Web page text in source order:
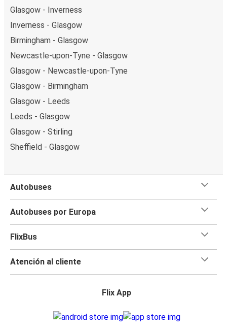
Glasgow - Inverness
Inverness - Glasgow
Birmingham - Glasgow
Newcastle-upon-Tyne - Glasgow
Glasgow - Newcastle-upon-Tyne
Glasgow - Birmingham
Glasgow - Leeds
Leeds - Glasgow
Glasgow - Stirling
Sheffield - Glasgow
Autobuses
Autobuses por Europa
FlixBus
Atención al cliente
Flix App